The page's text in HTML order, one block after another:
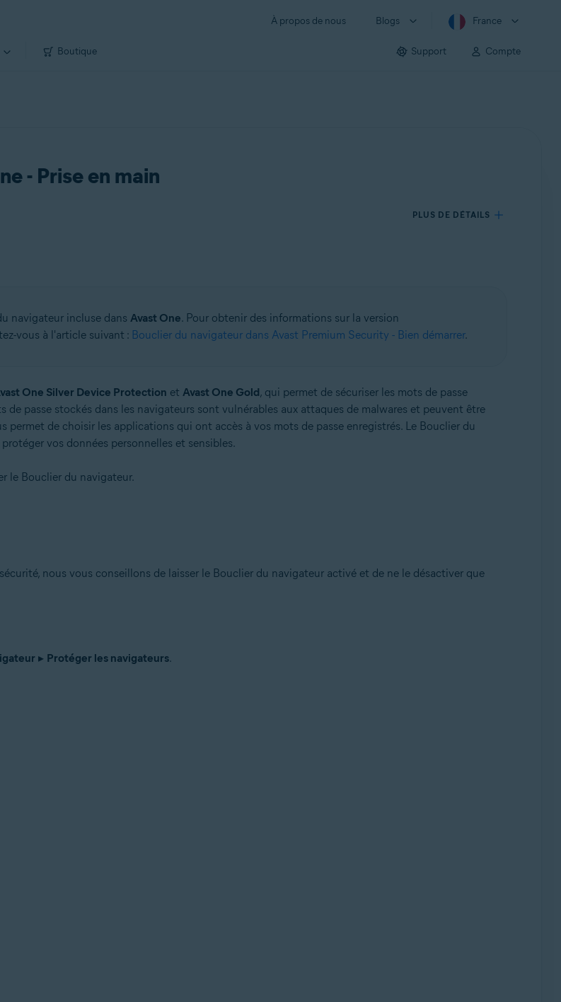
À propos de nous Blogs France
Boutique Support Compte
- Prise en main
PLUS DE DÉTAILS
Entreprise/Édition Intégrale - Service Pack 1 avec mise à jour cumulative de commodité (32/64
navigateur incluse dans Avast One. Pour obtenir des informations sur la version
vous à l'article suivant : Bouclier du navigateur dans Avast Premium Security - Bien démarrer.
One Silver Device Protection et Avast One Gold, qui permet de sécuriser les mots de passe
passe stockés dans les navigateurs sont vulnérables aux attaques de malwares et peuvent être
de choisir les applications qui ont accès à vos mots de passe enregistrés. Le Bouclier du
vos données personnelles et sensibles.
le Bouclier du navigateur.
nous vous conseillons de laisser le Bouclier du navigateur activé et de ne le désactiver que
▸ Protéger les navigateurs.